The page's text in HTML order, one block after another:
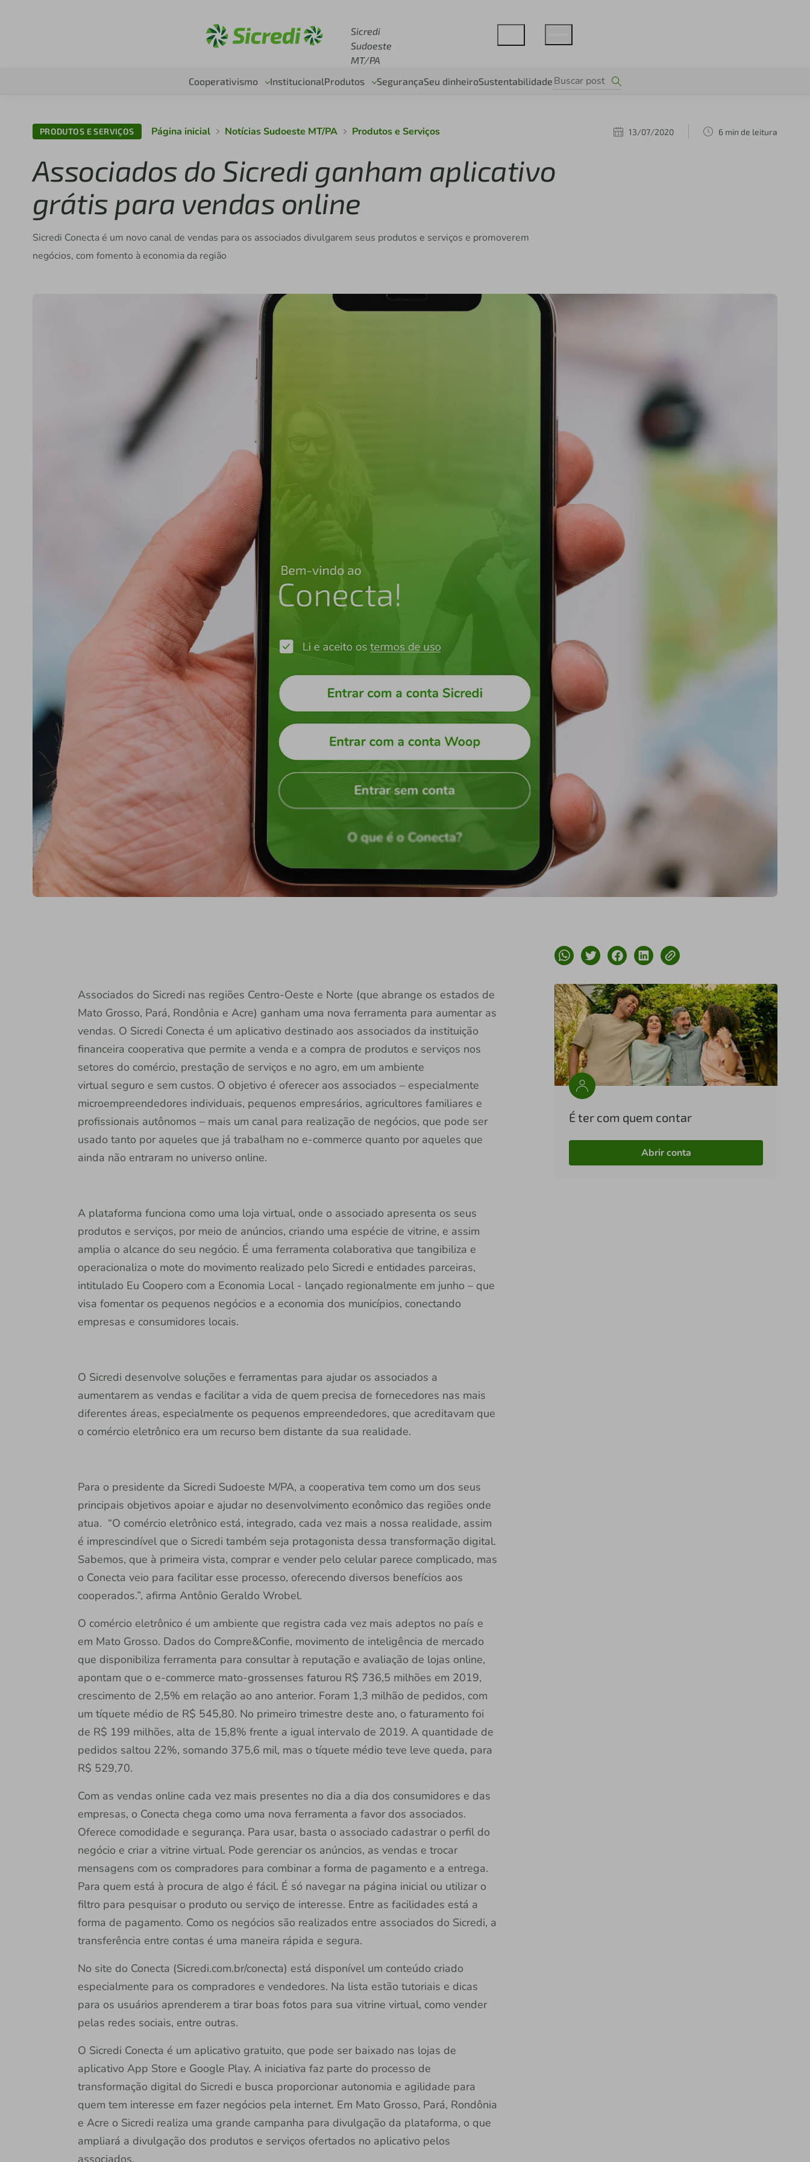
Sicredi
Sudoeste
MT/PA
Cooperativismo
InstitucionalProdutos SegurançaSeu dinheiroSustentabilidade
PRODUTOS E SERVIÇOS Página inicial Notícias Sudoeste MT/PA Produtos e Serviços 13/07/2020 6 min de leitura
Associados do Sicredi ganham aplicativo
grátis para vendas online
Sicredi Conecta é um novo canal de vendas para os associados divulgarem seus produtos e serviços e promoverem
negócios, com fomento à economia da região
Associados do Sicredi nas regiões Centro-Oeste e Norte (que abrange os estados de
Mato Grosso, Pará, Rondônia e Acre) ganham uma nova ferramenta para aumentar as
vendas. O Sicredi Conecta é um aplicativo destinado aos associados da instituição
financeira cooperativa que permite a venda e a compra de produtos e serviços nos
setores do comércio, prestação de serviços e no agro, em um ambiente
virtual seguro e sem custos. O objetivo é oferecer aos associados – especialmente
microempreendedores individuais, pequenos empresários, agricultores familiares e
profissionais autônomos – mais um canal para realização de negócios, que pode ser
usado tanto por aqueles que já trabalham no e-commerce quanto por aqueles que
ainda não entraram no universo online.
A plataforma funciona como uma loja virtual, onde o associado apresenta os seus
produtos e serviços, por meio de anúncios, criando uma espécie de vitrine, e assim
amplia o alcance do seu negócio. É uma ferramenta colaborativa que tangibiliza e
operacionaliza o mote do movimento realizado pelo Sicredi e entidades parceiras,
intitulado Eu Coopero com a Economia Local - lançado regionalmente em junho – que
visa fomentar os pequenos negócios e a economia dos municípios, conectando
empresas e consumidores locais.
O Sicredi desenvolve soluções e ferramentas para ajudar os associados a
aumentarem as vendas e facilitar a vida de quem precisa de fornecedores nas mais
diferentes áreas, especialmente os pequenos empreendedores, que acreditavam que
o comércio eletrônico era um recurso bem distante da sua realidade.
Para o presidente da Sicredi Sudoeste M/PA, a cooperativa tem como um dos seus
principais objetivos apoiar e ajudar no desenvolvimento econômico das regiões onde
atua. “O comércio eletrônico está, integrado, cada vez mais a nossa realidade, assim
é imprescindível que o Sicredi também seja protagonista dessa transformação digital.
Sabemos, que à primeira vista, comprar e vender pelo celular parece complicado, mas
o Conecta veio para facilitar esse processo, oferecendo diversos benefícios aos
cooperados.”, afirma Antônio Geraldo Wrobel.
O comércio eletrônico é um ambiente que registra cada vez mais adeptos no país e
em Mato Grosso. Dados do Compre&Confie, movimento de inteligência de mercado
que disponibiliza ferramenta para consultar à reputação e avaliação de lojas online,
apontam que o e-commerce mato-grossenses faturou R$ 736,5 milhões em 2019,
crescimento de 2,5% em relação ao ano anterior. Foram 1,3 milhão de pedidos, com
um tíquete médio de R$ 545,80. No primeiro trimestre deste ano, o faturamento foi
de R$ 199 milhões, alta de 15,8% frente a igual intervalo de 2019. A quantidade de
pedidos saltou 22%, somando 375,6 mil, mas o tíquete médio teve leve queda, para
R$ 529,70.
Com as vendas online cada vez mais presentes no dia a dia dos consumidores e das
empresas, o Conecta chega como uma nova ferramenta a favor dos associados.
Oferece comodidade e segurança. Para usar, basta o associado cadastrar o perfil do
negócio e criar a vitrine virtual. Pode gerenciar os anúncios, as vendas e trocar
mensagens com os compradores para combinar a forma de pagamento e a entrega.
Para quem está à procura de algo é fácil. É só navegar na página inicial ou utilizar o
filtro para pesquisar o produto ou serviço de interesse. Entre as facilidades está a
forma de pagamento. Como os negócios são realizados entre associados do Sicredi, a
transferência entre contas é uma maneira rápida e segura.
No site do Conecta (Sicredi.com.br/conecta) está disponível um conteúdo criado
especialmente para os compradores e vendedores. Na lista estão tutoriais e dicas
para os usuários aprenderem a tirar boas fotos para sua vitrine virtual, como vender
pelas redes sociais, entre outras.
O Sicredi Conecta é um aplicativo gratuito, que pode ser baixado nas lojas de
aplicativo App Store e Google Play. A iniciativa faz parte do processo de
transformação digital do Sicredi e busca proporcionar autonomia e agilidade para
quem tem interesse em fazer negócios pela internet. Em Mato Grosso, Pará, Rondônia
e Acre o Sicredi realiza uma grande campanha para divulgação da plataforma, o que
ampliará a divulgação dos produtos e serviços ofertados no aplicativo pelos
associados.
É ter com quem contar
Abrir conta